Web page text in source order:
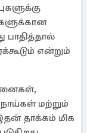
பாதித்தால்
என்றும்
மற்றும்
தாக்கம் மிக